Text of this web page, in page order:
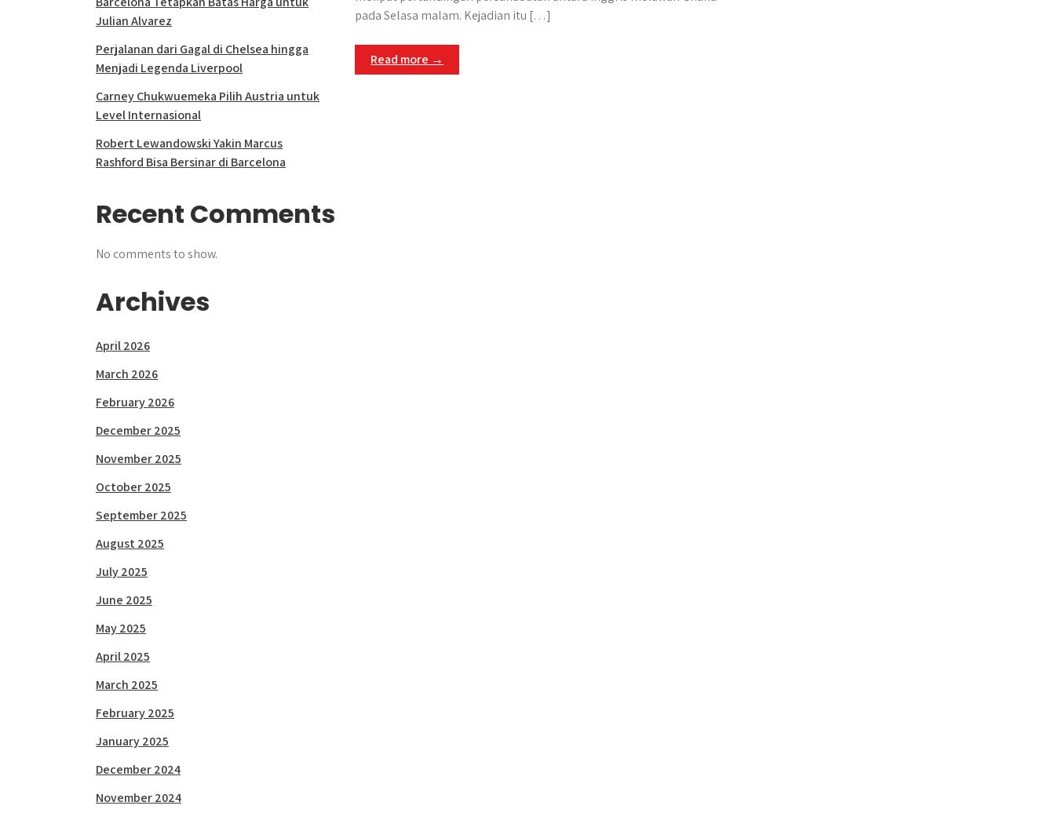
pada Selasa malam. Kejadian itu […]
Read more →
Julian Alvarez
Perjalanan dari Gagal di Chelsea hingga
Menjadi Legenda Liverpool
Carney Chukwuemeka Pilih Austria untuk
Level Internasional
Robert Lewandowski Yakin Marcus
Rashford Bisa Bersinar di Barcelona
Recent Comments
No comments to show.
Archives
April 2026
March 2026
February 2026
December 2025
November 2025
October 2025
September 2025
August 2025
July 2025
June 2025
May 2025
April 2025
March 2025
February 2025
January 2025
December 2024
November 2024